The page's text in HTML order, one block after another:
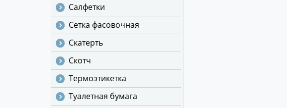
Салфетки
Сетка фасовочная
Скатерть
Скотч
Термоэтикетка
Туалетная бумага